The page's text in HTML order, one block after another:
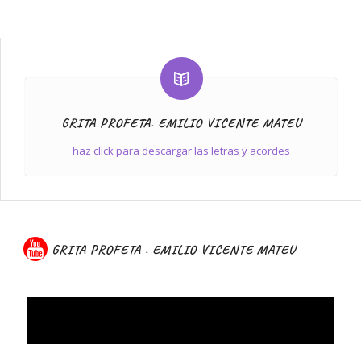
GRITA PROFETA. EMILIO VICENTE MATEU
haz click para descargar las letras y acordes
GRITA PROFETA . EMILIO VICENTE MATEU